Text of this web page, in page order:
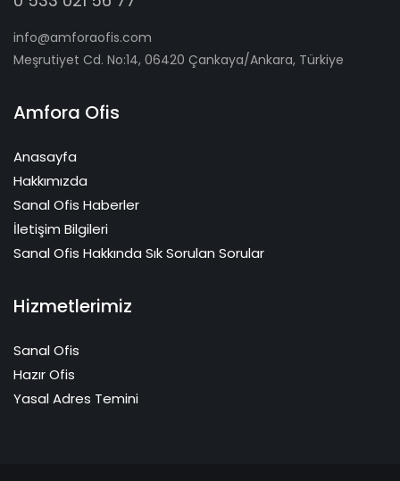
info@amforaofis.com
Meşrutiyet Cd. No:14, 06420 Çankaya/Ankara, Türkiye
Amfora Ofis
Anasayfa
Hakkımızda
Sanal Ofis Haberler
İletişim Bilgileri
Sanal Ofis Hakkında Sık Sorulan Sorular
Hizmetlerimiz
Sanal Ofis
Hazır Ofis
Yasal Adres Temini